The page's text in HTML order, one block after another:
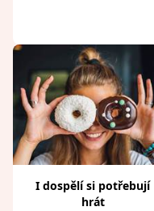
I dospělí si potřebují
hrát